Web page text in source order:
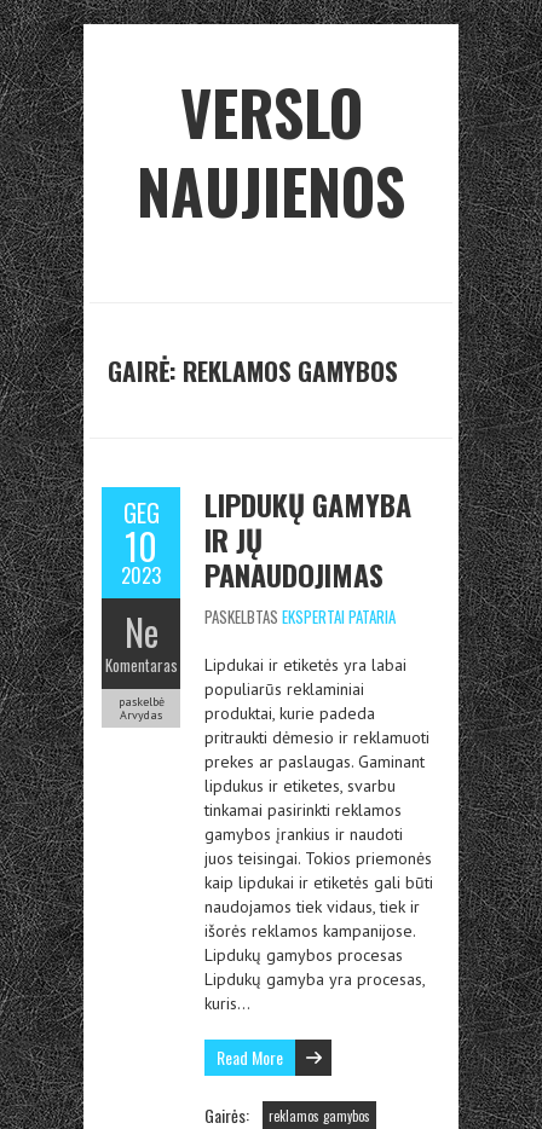
VERSLO
NAUJIENOS
GAIRĖ: REKLAMOS GAMYBOS
GEG
10
2023
Ne
Komentaras
paskelbė
Arvydas
LIPDUKŲ GAMYBA
IR JŲ
PANAUDOJIMAS
PASKELBTAS EKSPERTAI PATARIA
Lipdukai ir etiketės yra labai
populiarūs reklaminiai
produktai, kurie padeda
pritraukti dėmesio ir reklamuoti
prekes ar paslaugas. Gaminant
lipdukus ir etiketes, svarbu
tinkamai pasirinkti reklamos
gamybos įrankius ir naudoti
juos teisingai. Tokios priemonės
kaip lipdukai ir etiketės gali būti
naudojamos tiek vidaus, tiek ir
išorės reklamos kampanijose.
Lipdukų gamybos procesas
Lipdukų gamyba yra procesas,
kuris…
Read More
Gairės: reklamos gamybos